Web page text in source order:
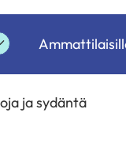
ja sydäntä